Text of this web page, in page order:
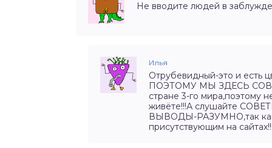
Не вводите людей в
Илья
Отрубевидный-это и есть
ПОЭТОМУ МЫ ЗДЕСЬ
стране 3-го мира,поэтому
живёте!!!А слушайте
ВЫВОДЫ-РАЗУМНО,так как
присутствующим на